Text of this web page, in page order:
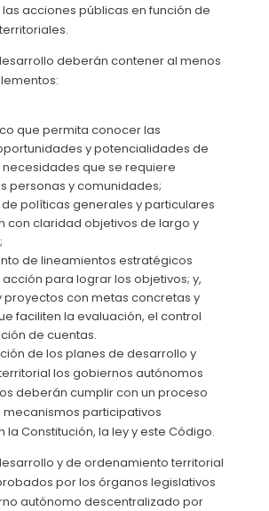
Contratación - PAC
y balances
contratación
acciones públicas en función de
deberán contener al menos
que permita conocer las
y potencialidades de
que se requiere
personas y comunidades;
políticas generales y particulares
con claridad objetivos de largo y
de lineamientos estratégicos
para lograr los objetivos; y,
proyectos con metas concretas y
faciliten la evaluación, el control
de cuentas.
de los planes de desarrollo y
los gobiernos autónomos
deberán cumplir con un proceso
participativos
la Constitución, la ley y este Código.
y de ordenamiento territorial
por los órganos legislativos
autónomo descentralizado por